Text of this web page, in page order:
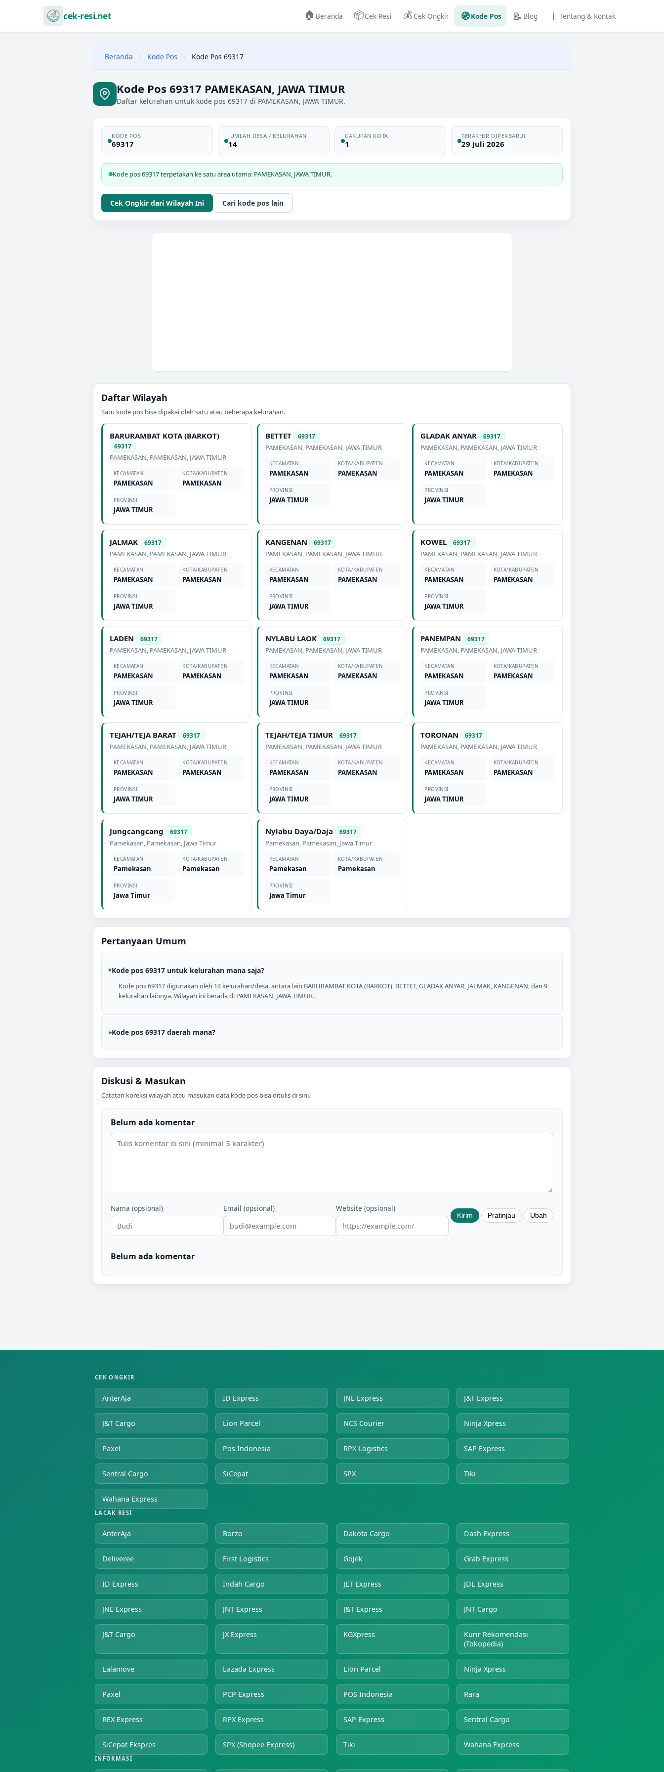
cek-resi.net 🏠 Beranda 📦Cek Resi 💰 Cek Ongkir 🧭Kode Pos 📝 Blog ℹ️ Tentang & Kontak
Beranda / Kode Pos / Kode Pos 69317
Kode Pos 69317 PAMEKASAN, JAWA TIMUR
Daftar kelurahan untuk kode pos 69317 di PAMEKASAN, JAWA TIMUR.
KODE POS
69317
JUMLAH DESA / KELURAHAN
14
CAKUPAN KOTA
1
TERAKHIR DIPERBARUI
29 Juli 2026
Kode pos 69317 terpetakan ke satu area utama: PAMEKASAN, JAWA TIMUR.
Cek Ongkir dari Wilayah Ini Cari kode pos lain
Daftar Wilayah
Satu kode pos bisa dipakai oleh satu atau beberapa kelurahan.
BARURAMBAT KOTA (BARKOT)
69317
PAMEKASAN, PAMEKASAN, JAWA TIMUR
KECAMATAN
PAMEKASAN
KOTA/KABUPATEN
PAMEKASAN
PROVINSI
JAWA TIMUR
BETTET 69317
PAMEKASAN, PAMEKASAN, JAWA TIMUR
KECAMATAN
PAMEKASAN
KOTA/KABUPATEN
PAMEKASAN
PROVINSI
JAWA TIMUR
GLADAK ANYAR 69317
PAMEKASAN, PAMEKASAN, JAWA TIMUR
KECAMATAN
PAMEKASAN
KOTA/KABUPATEN
PAMEKASAN
PROVINSI
JAWA TIMUR
JALMAK 69317
PAMEKASAN, PAMEKASAN, JAWA TIMUR
KECAMATAN
PAMEKASAN
KOTA/KABUPATEN
PAMEKASAN
PROVINSI
JAWA TIMUR
KANGENAN 69317
PAMEKASAN, PAMEKASAN, JAWA TIMUR
KECAMATAN
PAMEKASAN
KOTA/KABUPATEN
PAMEKASAN
PROVINSI
JAWA TIMUR
KOWEL 69317
PAMEKASAN, PAMEKASAN, JAWA TIMUR
KECAMATAN
PAMEKASAN
KOTA/KABUPATEN
PAMEKASAN
PROVINSI
JAWA TIMUR
LADEN 69317
PAMEKASAN, PAMEKASAN, JAWA TIMUR
KECAMATAN
PAMEKASAN
KOTA/KABUPATEN
PAMEKASAN
PROVINSI
JAWA TIMUR
NYLABU LAOK 69317
PAMEKASAN, PAMEKASAN, JAWA TIMUR
KECAMATAN
PAMEKASAN
KOTA/KABUPATEN
PAMEKASAN
PROVINSI
JAWA TIMUR
PANEMPAN 69317
PAMEKASAN, PAMEKASAN, JAWA TIMUR
KECAMATAN
PAMEKASAN
KOTA/KABUPATEN
PAMEKASAN
PROVINSI
JAWA TIMUR
TEJAH/TEJA BARAT 69317
PAMEKASAN, PAMEKASAN, JAWA TIMUR
KECAMATAN
PAMEKASAN
KOTA/KABUPATEN
PAMEKASAN
PROVINSI
JAWA TIMUR
TEJAH/TEJA TIMUR 69317
PAMEKASAN, PAMEKASAN, JAWA TIMUR
KECAMATAN
PAMEKASAN
KOTA/KABUPATEN
PAMEKASAN
PROVINSI
JAWA TIMUR
TORONAN 69317
PAMEKASAN, PAMEKASAN, JAWA TIMUR
KECAMATAN
PAMEKASAN
KOTA/KABUPATEN
PAMEKASAN
PROVINSI
JAWA TIMUR
Jungcangcang 69317
Pamekasan, Pamekasan, Jawa Timur
KECAMATAN
Pamekasan
KOTA/KABUPATEN
Pamekasan
PROVINSI
Jawa Timur
Nylabu Daya/Daja 69317
Pamekasan, Pamekasan, Jawa Timur
KECAMATAN
Pamekasan
KOTA/KABUPATEN
Pamekasan
PROVINSI
Jawa Timur
Pertanyaan Umum
Kode pos 69317 untuk kelurahan mana saja?
Kode pos 69317 digunakan oleh 14 kelurahan/desa, antara lain BARURAMBAT KOTA (BARKOT), BETTET, GLADAK ANYAR, JALMAK, KANGENAN, dan 9
kelurahan lainnya. Wilayah ini berada di PAMEKASAN, JAWA TIMUR.
Kode pos 69317 daerah mana?
Diskusi & Masukan
Catatan koreksi wilayah atau masukan data kode pos bisa ditulis di sini.
Belum ada komentar
Nama (opsional) Email (opsional) Website (opsional)
Belum ada komentar
CEK ONGKIR
AnterAja ID Express JNE Express J&T Express
J&T Cargo Lion Parcel NCS Courier Ninja Xpress
Paxel Pos Indonesia RPX Logistics SAP Express
Sentral Cargo SiCepat SPX Tiki
Wahana Express
LACAK RESI
AnterAja Borzo Dakota Cargo Dash Express
Deliveree First Logistics Gojek Grab Express
ID Express Indah Cargo JET Express JDL Express
JNE Express JNT Express J&T Express JNT Cargo
J&T Cargo JX Express KGXpress
Kurir Rekomendasi
(Tokopedia)
Lalamove Lazada Express Lion Parcel Ninja Xpress
Paxel PCP Express POS Indonesia Rara
REX Express RPX Express SAP Express Sentral Cargo
SiCepat Ekspres SPX (Shopee Express) Tiki Wahana Express
INFORMASI